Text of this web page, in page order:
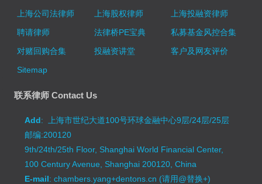
上海公司法律师
上海股权律师
上海投融资律师
聘请律师
法律桥PE宝典
私募基金风控合集
对赌回购合集
投融资讲堂
客户及网友评价
Sitemap
联系律师 Contact Us
Add: 上海市世纪大道100号环球金融中心9层/24层/25层
邮编:200120
9th/24th/25th Floor, Shanghai World Financial Center,
100 Century Avenue, Shanghai 200120, China
E-mail: chambers.yang+dentons.cn (请用@替换+)